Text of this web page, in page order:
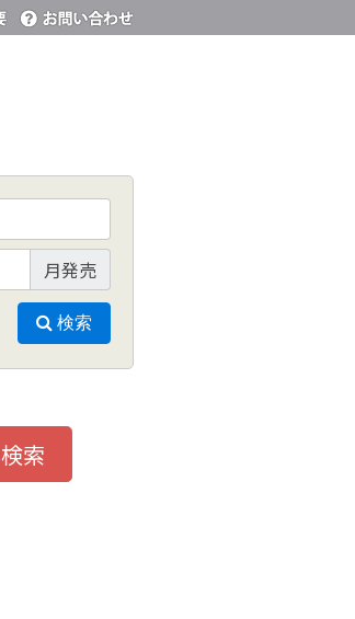
月発売
検索
索